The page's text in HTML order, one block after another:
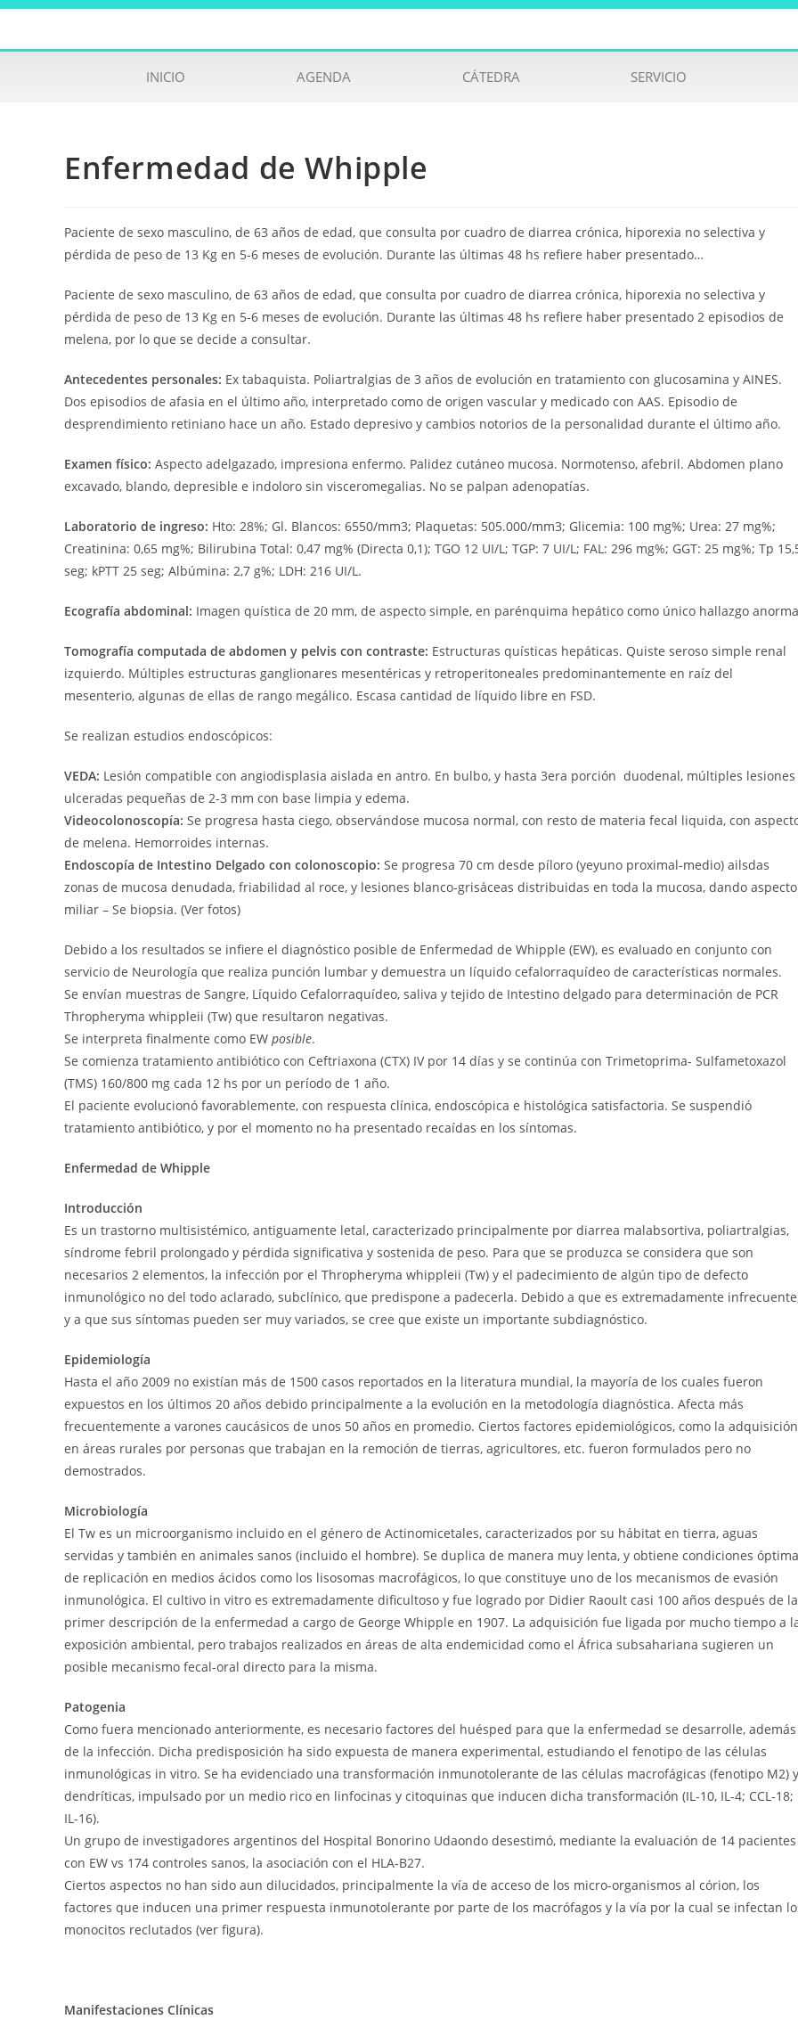
INICIO AGENDA CÁTEDRA SERVICIO
Enfermedad de Whipple
Paciente de sexo masculino, de 63 años de edad, que consulta por cuadro de diarrea crónica, hiporexia no selectiva y
pérdida de peso de 13 Kg en 5-6 meses de evolución. Durante las últimas 48 hs refiere haber presentado…
Paciente de sexo masculino, de 63 años de edad, que consulta por cuadro de diarrea crónica, hiporexia no selectiva y
pérdida de peso de 13 Kg en 5-6 meses de evolución. Durante las últimas 48 hs refiere haber presentado 2 episodios de
melena, por lo que se decide a consultar.
Antecedentes personales: Ex tabaquista. Poliartralgias de 3 años de evolución en tratamiento con glucosamina y AINES.
Dos episodios de afasia en el último año, interpretado como de origen vascular y medicado con AAS. Episodio de
desprendimiento retiniano hace un año. Estado depresivo y cambios notorios de la personalidad durante el último año.
Examen físico: Aspecto adelgazado, impresiona enfermo. Palidez cutáneo mucosa. Normotenso, afebril. Abdomen plano
excavado, blando, depresible e indoloro sin visceromegalias. No se palpan adenopatías.
Laboratorio de ingreso: Hto: 28%; Gl. Blancos: 6550/mm3; Plaquetas: 505.000/mm3; Glicemia: 100 mg%; Urea: 27 mg%;
Creatinina: 0,65 mg%; Bilirubina Total: 0,47 mg% (Directa 0,1); TGO 12 UI/L; TGP: 7 UI/L; FAL: 296 mg%; GGT: 25 mg%; Tp
seg; kPTT 25 seg; Albúmina: 2,7 g%; LDH: 216 UI/L.
Ecografía abdominal: Imagen quística de 20 mm, de aspecto simple, en parénquima hepático como único hallazgo
Tomografía computada de abdomen y pelvis con contraste: Estructuras quísticas hepáticas. Quiste seroso simple renal
izquierdo. Múltiples estructuras ganglionares mesentéricas y retroperitoneales predominantemente en raíz del
mesenterio, algunas de ellas de rango megálico. Escasa cantidad de líquido libre en FSD.
Se realizan estudios endoscópicos:
VEDA: Lesión compatible con angiodisplasia aislada en antro. En bulbo, y hasta 3era porción duodenal, múltiples lesiones
ulceradas pequeñas de 2-3 mm con base limpia y edema.
Videocolonoscopía: Se progresa hasta ciego, observándose mucosa normal, con resto de materia fecal liquida, con
de melena. Hemorroides internas.
Endoscopía de Intestino Delgado con colonoscopio: Se progresa 70 cm desde píloro (yeyuno proximal-medio) ailsdas
zonas de mucosa denudada, friabilidad al roce, y lesiones blanco-grisáceas distribuidas en toda la mucosa, dando aspecto
miliar – Se biopsia. (Ver fotos)
Debido a los resultados se infiere el diagnóstico posible de Enfermedad de Whipple (EW), es evaluado en conjunto con
servicio de Neurología que realiza punción lumbar y demuestra un líquido cefalorraquídeo de características normales.
Se envían muestras de Sangre, Líquido Cefalorraquídeo, saliva y tejido de Intestino delgado para determinación de PCR
Thropheryma whippleii (Tw) que resultaron negativas.
Se interpreta finalmente como EW posible.
Se comienza tratamiento antibiótico con Ceftriaxona (CTX) IV por 14 días y se continúa con Trimetoprima- Sulfametoxazol
(TMS) 160/800 mg cada 12 hs por un período de 1 año.
El paciente evolucionó favorablemente, con respuesta clínica, endoscópica e histológica satisfactoria. Se suspendió
tratamiento antibiótico, y por el momento no ha presentado recaídas en los síntomas.
Enfermedad de Whipple
Introducción
Es un trastorno multisistémico, antiguamente letal, caracterizado principalmente por diarrea malabsortiva, poliartralgias,
síndrome febril prolongado y pérdida significativa y sostenida de peso. Para que se produzca se considera que son
necesarios 2 elementos, la infección por el Thropheryma whippleii (Tw) y el padecimiento de algún tipo de defecto
inmunológico no del todo aclarado, subclínico, que predispone a padecerla. Debido a que es extremadamente
y a que sus síntomas pueden ser muy variados, se cree que existe un importante subdiagnóstico.
Epidemiología
Hasta el año 2009 no existían más de 1500 casos reportados en la literatura mundial, la mayoría de los cuales fueron
expuestos en los últimos 20 años debido principalmente a la evolución en la metodología diagnóstica. Afecta más
frecuentemente a varones caucásicos de unos 50 años en promedio. Ciertos factores epidemiológicos, como la adquisición
en áreas rurales por personas que trabajan en la remoción de tierras, agricultores, etc. fueron formulados pero no
demostrados.
Microbiología
El Tw es un microorganismo incluido en el género de Actinomicetales, caracterizados por su hábitat en tierra, aguas
servidas y también en animales sanos (incluido el hombre). Se duplica de manera muy lenta, y obtiene condiciones
de replicación en medios ácidos como los lisosomas macrofágicos, lo que constituye uno de los mecanismos de evasión
inmunológica. El cultivo in vitro es extremadamente dificultoso y fue logrado por Didier Raoult casi 100 años después de la
primer descripción de la enfermedad a cargo de George Whipple en 1907. La adquisición fue ligada por mucho tiempo a
exposición ambiental, pero trabajos realizados en áreas de alta endemicidad como el África subsahariana sugieren un
posible mecanismo fecal-oral directo para la misma.
Patogenia
Como fuera mencionado anteriormente, es necesario factores del huésped para que la enfermedad se desarrolle, además
de la infección. Dicha predisposición ha sido expuesta de manera experimental, estudiando el fenotipo de las células
inmunológicas in vitro. Se ha evidenciado una transformación inmunotolerante de las células macrofágicas (fenotipo M2) y
dendríticas, impulsado por un medio rico en linfocinas y citoquinas que inducen dicha transformación (IL-10, IL-4; CCL-18;
IL-16).
Un grupo de investigadores argentinos del Hospital Bonorino Udaondo desestimó, mediante la evaluación de 14 pacientes
con EW vs 174 controles sanos, la asociación con el HLA-B27.
Ciertos aspectos no han sido aun dilucidados, principalmente la vía de acceso de los micro-organismos al córion, los
factores que inducen una primer respuesta inmunotolerante por parte de los macrófagos y la vía por la cual se infectan
monocitos reclutados (ver figura).
Manifestaciones Clínicas